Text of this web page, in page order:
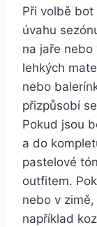
Při volbě
úvahu
na jaře
lehkých⁣
nebo
přizpůsobí
Pokud jsou
a ⁣do
pastelové
outfitem.
⁣nebo v
například